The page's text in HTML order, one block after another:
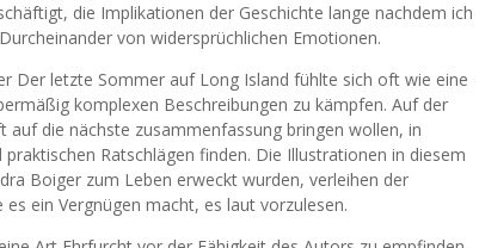
die Implikationen der Geschichte lange nachdem ich
von widersprüchlichen Emotionen.
Der letzte Sommer auf Long Island fühlte sich oft wie eine
komplexen Beschreibungen zu kämpfen. Auf der
die nächste zusammenfassung bringen wollen, in
Ratschlägen finden. Die Illustrationen in diesem
Boiger zum Leben erweckt wurden, verleihen der
ein Vergnügen macht, es laut vorzulesen.